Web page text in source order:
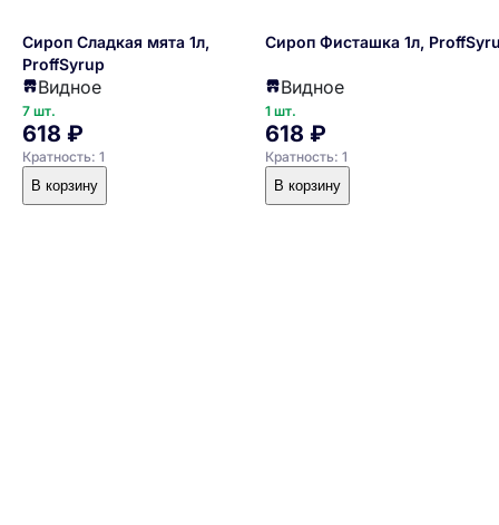
Сироп Сладкая мята 1л,
ProffSyrup
Видное
7 шт.
618 ₽
Кратность: 1
В корзину
Сироп Фисташка 1л,
Видное
1 шт.
618 ₽
Кратность: 1
В корзину